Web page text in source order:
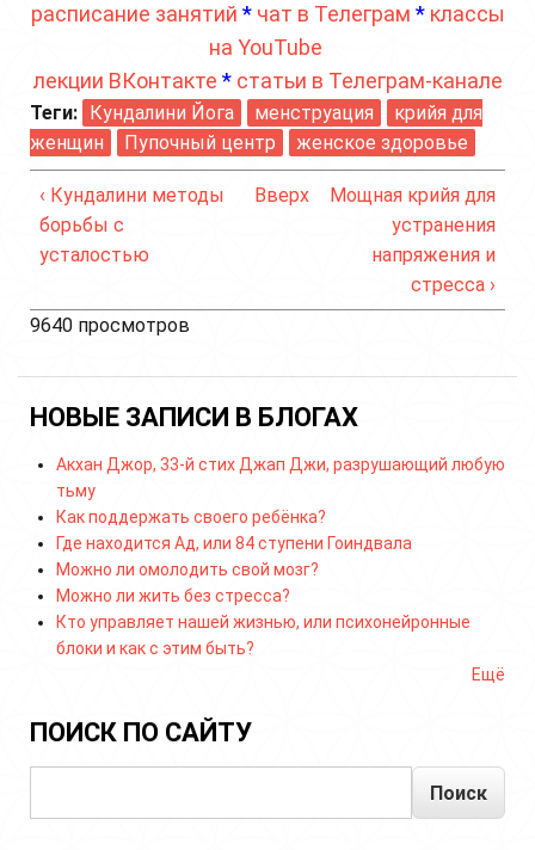
расписание занятий * чат в Телеграм * классы
на YouTube
лекции ВКонтакте * статьи в Телеграм-канале
Теги: Кундалини Йога менструация
крийя для
женщин
Пупочный центр женское здоровье
‹ Кундалини методы
борьбы с
усталостью
Вверх
Мощная крийя для
устранения
напряжения и
стресса ›
9640 просмотров
НОВЫЕ ЗАПИСИ В БЛОГАХ
Акхан Джор, 33-й стих Джап Джи, разрушающий любую
тьму
Как поддержать своего ребёнка?
Где находится Ад, или 84 ступени Гоиндвала
Можно ли омолодить свой мозг?
Можно ли жить без стресса?
Кто управляет нашей жизнью, или психонейронные
блоки и как с этим быть?
Ещё
ПОИСК ПО САЙТУ